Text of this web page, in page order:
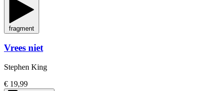
fragment
Vrees niet
Stephen King
€ 19,99